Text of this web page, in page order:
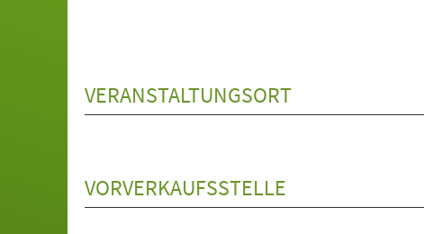
VERANSTALTUNGSORT
VORVERKAUFSSTELLE